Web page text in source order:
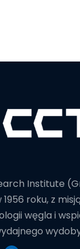
Institute
1956 roku, z
węgla i